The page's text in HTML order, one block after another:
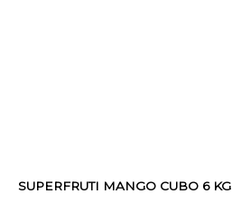
SUPERFRUTI MANGO CUBO 6 KG